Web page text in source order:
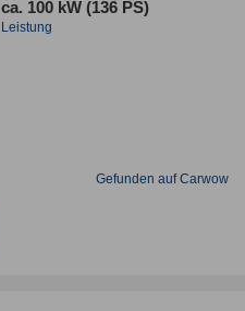
ca. 100 kW (136 PS)
Leistung
Gefunden auf Carwow